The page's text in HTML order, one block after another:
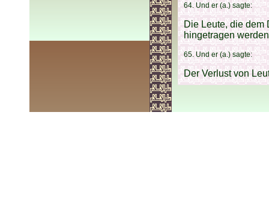
64. Und er (a.) sagte:
Die Leute, die dem
hingetragen
65. Und er (a.) sagte:
Der Verlust von